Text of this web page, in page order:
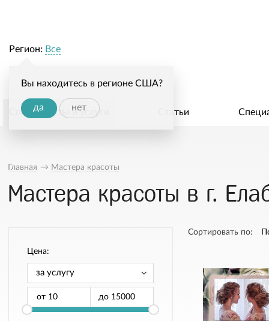
Регион: Все
Вы находитесь в регионе США?
да нет
Специалисты и услуги Статьи
Главная → Мастера красоты
Мастера красоты в г.
Цена:
от до
Сортировать по: